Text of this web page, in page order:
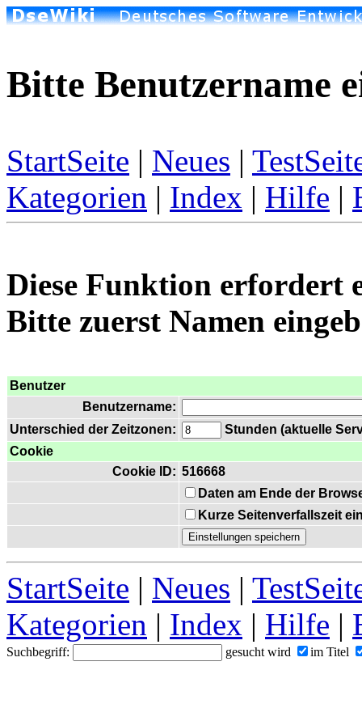
Bitte Benutzername
StartSeite | Neues |
Kategorien | Index | Hilfe |
Diese Funktion erfordert
Bitte zuerst Namen
Benutzer
Benutzername:
Unterschied der Zeitzonen:
Stunden (aktuelle
Cookie
Cookie ID: 516668
Daten am Ende der
Kurze Seitenverfallszeit
StartSeite | Neues |
Kategorien | Index | Hilfe |
Suchbegriff: gesucht wird im Titel